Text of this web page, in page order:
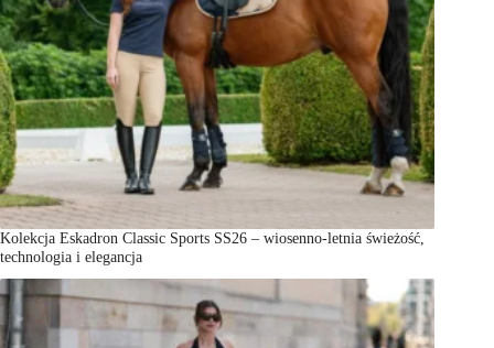
Kolekcja Eskadron Classic Sports SS26 – wiosenno-letnia świeżość,
technologia i elegancja